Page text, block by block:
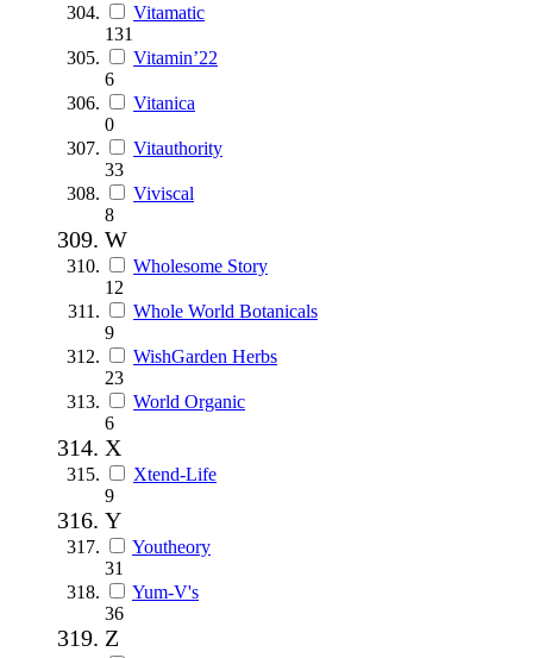
Vitamatic
131
Vitamin’22
6
Vitanica
0
Vitauthority
33
Viviscal
8
W
Wholesome Story
12
Whole World Botanicals
9
WishGarden Herbs
23
World Organic
6
X
Xtend-Life
9
Y
Youtheory
31
Yum-V's
36
Z